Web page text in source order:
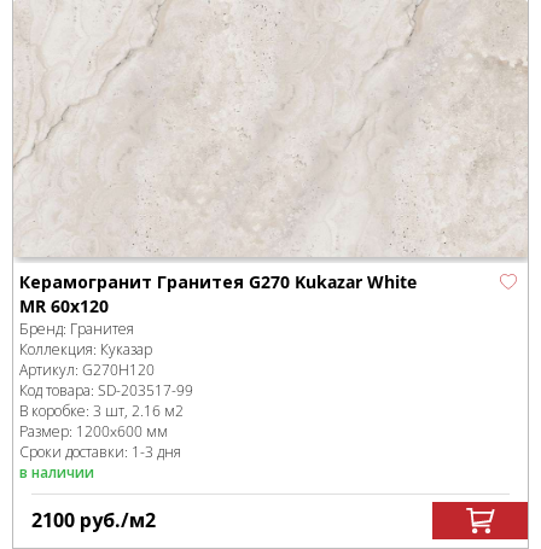
Керамогранит Гранитея G270 Kukazar White
MR 60x120
Бренд: Гранитея
Коллекция: Куказар
Артикул: G270Н120
Код товара: SD-203517-99
В коробке: 3 шт, 2.16 м2
Размер: 1200x600 мм
Сроки доставки: 1-3 дня
в наличии
2100 руб./м2